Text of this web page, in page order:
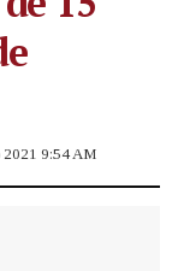
2021 9:54 AM